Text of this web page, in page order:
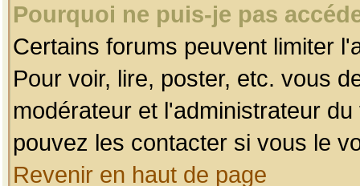
Pourquoi ne puis-je pas
Certains forums peuvent limiter
Pour voir, lire, poster, etc. vous
modérateur et l'administrateur
pouvez les contacter si vous le
Revenir en haut de page